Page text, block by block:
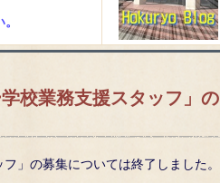
校業務支援スタッフ」の
」の募集については終了しました。